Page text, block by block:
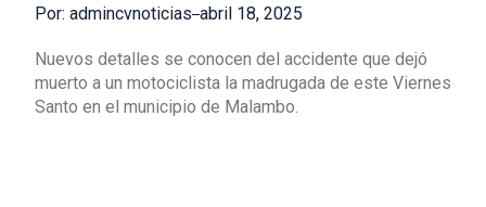
Por: admincvnoticias abril 18, 2025
Nuevos detalles se conocen del accidente que dejó
muerto a un motociclista la madrugada de este Viernes
Santo en el municipio de Malambo.